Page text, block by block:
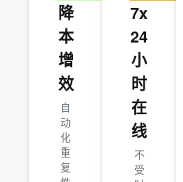
降
本
增
效
自
动
化
重
复
7x
24
小
时
在
线
不
受